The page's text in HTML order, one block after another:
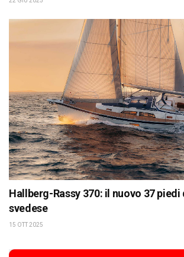
Hallberg-Rassy 370: il nuovo 37
svedese
15 OTT 2025